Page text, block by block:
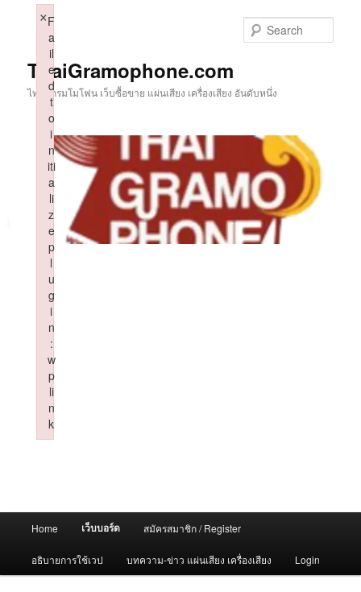
ThaiGramophone.com
ไทยแกรมโมโฟน เว็บซื้อขาย แผ่นเสียง เครื่องเสียง อันดับหนึ่ง
Home เว็บบอร์ด สมัครสมาชิก / Register
อธิบายการใช้เวป บทความ-ข่าว แผ่นเสียง เครื่องเสียง Login
F
a
il
e
d
t
o
i
n
iti
a
li
z
e
p
l
u
g
i
n
:
w
p
li
n
k
×
Failed to initialize plugin: wplink